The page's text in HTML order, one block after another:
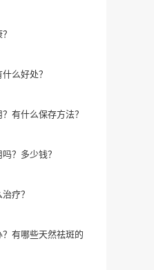
么好处？
有什么保存方法？
？多少钱？
疗？
有哪些天然祛斑的